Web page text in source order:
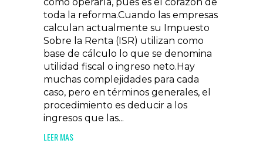
toda la reforma.Cuando las empresas
calculan actualmente su Impuesto
Sobre la Renta (ISR) utilizan como
base de cálculo lo que se denomina
utilidad fiscal o ingreso neto.Hay
muchas complejidades para cada
caso, pero en términos generales, el
procedimiento es deducir a los
ingresos que las...
LEER MAS